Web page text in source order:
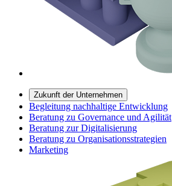
Zukunft der Unternehmen
Begleitung nachhaltige Entwicklung
Beratung zu Governance und Agilität
Beratung zur Digitalisierung
Beratung zu Organisationsstrategien
Marketing